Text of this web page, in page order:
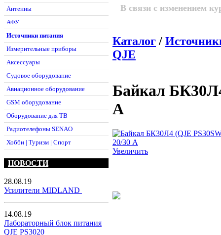
Антенны
АФУ
Источники питания
Измерительные приборы
Аксессуары
Судовое оборудование
Авиационное оборудование
GSM оборудование
Оборудование для ТВ
Радиотелефоны SENAO
Хобби | Туризм | Спорт
НОВОСТИ
28.08.19
Усилители MIDLAND
14.08.19
Лабораторный блок питания
QJE PS3020
В связи с изменением
Каталог /
QJE
Байкал
A
Увеличить